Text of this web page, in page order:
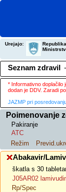
Urejajo:
Seznam zdravil
* Informativno doplačilo
dodan je DDV. Zaradi
JAZMP pri
Poimenovanje
Pakiranje
ATC
Režim
Abakavir/
škatla s 30
J05AR02
Rp/Spec